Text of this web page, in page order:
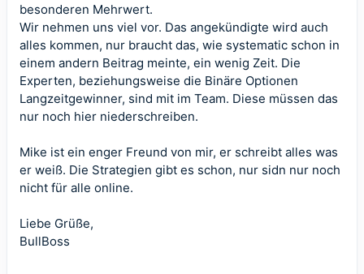
besonderen Mehrwert.
Wir nehmen uns viel vor. Das angekündigte wird auch
alles kommen, nur braucht das, wie systematic schon in
einem andern Beitrag meinte, ein wenig Zeit. Die
Experten, beziehungsweise die Binäre Optionen
Langzeitgewinner, sind mit im Team. Diese müssen das
nur noch hier niederschreiben.
Mike ist ein enger Freund von mir, er schreibt alles was
er weiß. Die Strategien gibt es schon, nur sidn nur noch
nicht für alle online.
Liebe Grüße,
BullBoss